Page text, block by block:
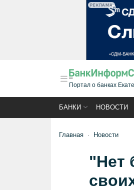
РЕКЛАМА
Портал о банках
БАНКИ НОВОСТИ
Главная Новости
"Нет